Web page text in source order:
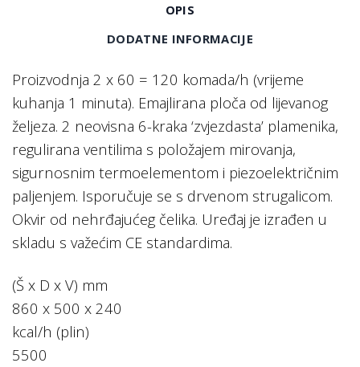
OPIS
DODATNE INFORMACIJE
Proizvodnja 2 x 60 = 120 komada/h (vrijeme
kuhanja 1 minuta). Emajlirana ploča od lijevanog
željeza. 2 neovisna 6-kraka ‘zvjezdasta’ plamenika,
regulirana ventilima s položajem mirovanja,
sigurnosnim termoelementom i piezoelektričnim
paljenjem. Isporučuje se s drvenom strugalicom.
Okvir od nehrđajućeg čelika. Uređaj je izrađen u
skladu s važećim CE standardima.
(Š x D x V) mm
860 x 500 x 240
kcal/h (plin)
5500